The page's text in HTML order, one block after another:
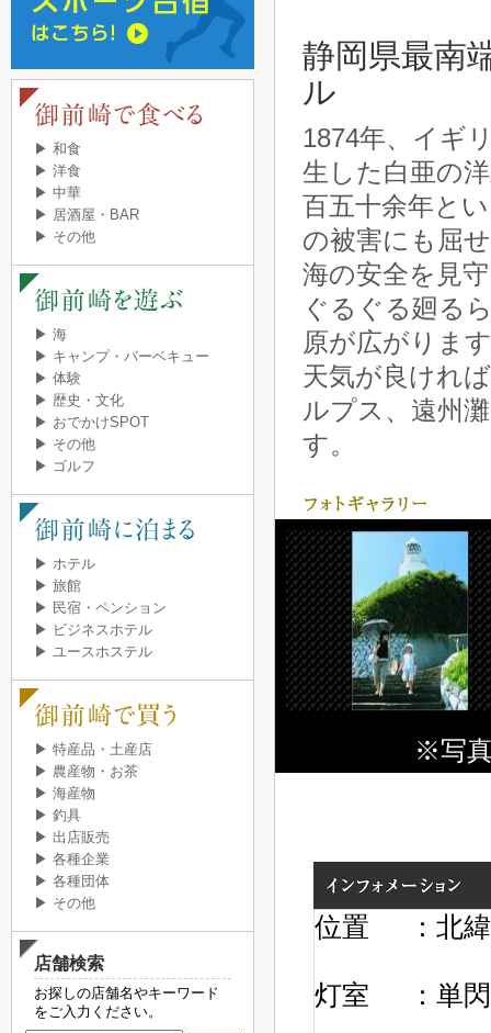
▶ 和食
▶ 洋食
▶ 中華
▶ 居酒屋・BAR
▶ その他
▶ 海
▶ キャンプ・バーベキュー
▶ 体験
▶ 歴史・文化
▶ おでかけSPOT
▶ その他
▶ ゴルフ
▶ ホテル
▶ 旅館
▶ 民宿・ペンション
▶ ビジネスホテル
▶ ユースホステル
▶ 特産品・土産店
▶ 農産物・お茶
▶ 海産物
▶ 釣具
▶ 出店販売
▶ 各種企業
▶ 各種団体
▶ その他
店舗検索
お探しの店舗名やキーワード
をご入力ください。
静岡県最南
ル
1874年、イギ
生した白亜の
百五十余年と
の被害にも屈
海の安全を見
ぐるぐる廻る
原が広がりま
天気が良けれ
ルプス、遠州
す。
※写
位置 ：北緯
灯室 ： 単